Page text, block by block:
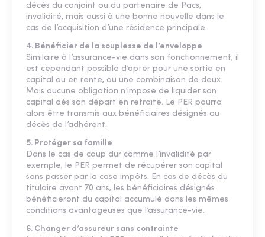
décès du conjoint ou du partenaire de Pacs,
invalidité, mais aussi à une bonne nouvelle dans le
cas de l’acquisition d’une résidence principale.
4. Bénéficier de la souplesse de l’enveloppe
Similaire à l’assurance-vie dans son fonctionnement, il
est cependant possible d’opter pour une sortie en
capital ou en rente, ou une combinaison de deux.
Mais aucune obligation n’impose de liquider son
capital dès son départ en retraite. Le PER pourra
alors être transmis aux bénéficiaires désignés au
décès de l’adhérent.
5. Protéger sa famille
Dans le cas de coup dur comme l’invalidité par
exemple, le PER permet de récupérer son capital
sans passer par la case impôts. En cas de décès du
titulaire avant 70 ans, les bénéficiaires désignés
bénéficieront du capital accumulé dans les mêmes
conditions avantageuses que l’assurance-vie.
6. Changer d’assureur sans contrainte